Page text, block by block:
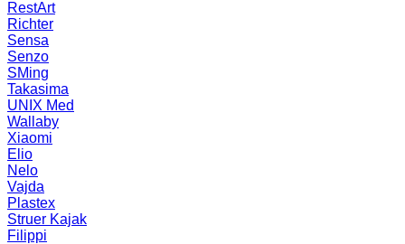
RestArt
Richter
Sensa
Senzo
SMing
Takasima
UNIX Med
Wallaby
Xiaomi
Elio
Nelo
Vajda
Plastex
Struer Kajak
Filippi